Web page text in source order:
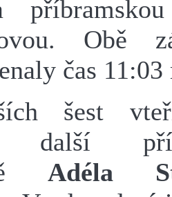
Obě
čas
šest
další
Adéla